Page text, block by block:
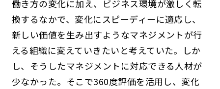
働き方の変化に加え、ビジネス環境が激しく転
換するなかで、変化にスピーディーに適応し、
新しい価値を生み出すようなマネジメントが行
える組織に変えていきたいと考えていた。しか
し、そうしたマネジメントに対応できる人材が
少なかった。そこで360度評価を活用し、変化